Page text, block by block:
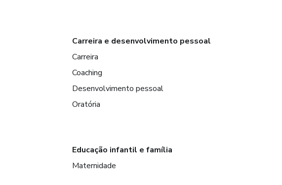
Carreira e desenvolvimento pessoal
Carreira
Coaching
Desenvolvimento pessoal
Oratória
Educação infantil e família
Maternidade